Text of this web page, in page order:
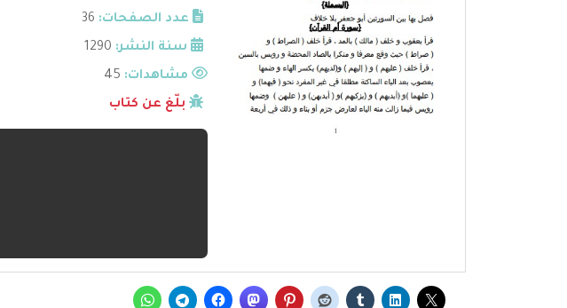
عدد الصفحات: 36
سنة النشر: 1290
مشاهدات:
بلّغ عن كتاب